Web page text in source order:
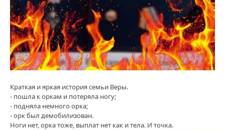
Краткая и яркая история семьи Веры.
- пошла к оркам и потеряла ногу;
- подняла немного орка;
- орк был демобилизован.
Ноги нет, орка тоже, выплат нет как и тела. И точка.